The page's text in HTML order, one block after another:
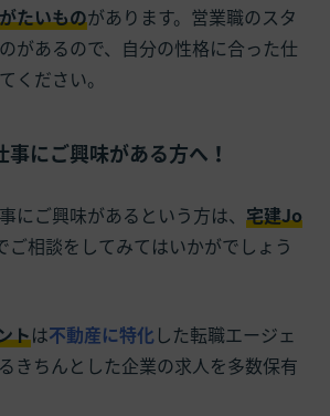
たいものがあります。営業職のスタ
があるので、自分の性格に合った仕
ください。
にご興味がある方へ！
にご興味があるという方は、 宅建Jo
ご相談をしてみてはいかがでしょう
トは不動産に特化した転職エージェ
きちんとした企業の求人を多数保有